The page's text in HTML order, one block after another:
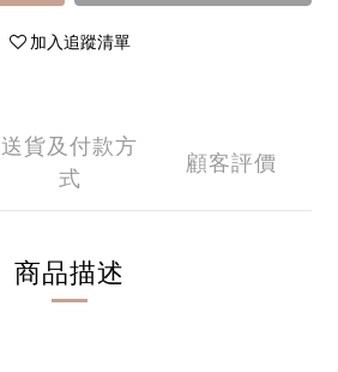
加入追蹤清單
送貨及付款方
式
顧客評價
商品描述